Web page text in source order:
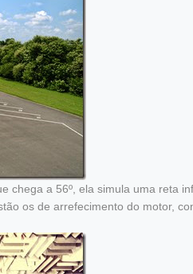
chega a 56º, ela simula uma reta
os de arrefecimento do motor,